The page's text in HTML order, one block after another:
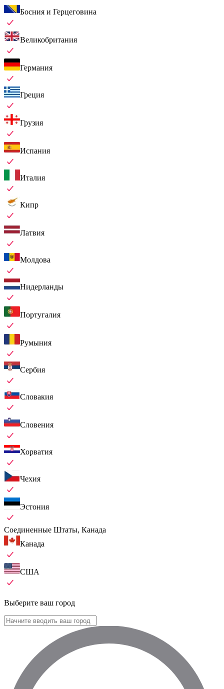
Босния и Герцеговина
Великобритания
Германия
Греция
Грузия
Испания
Италия
Кипр
Латвия
Молдова
Нидерланды
Португалия
Румыния
Сербия
Словакия
Словения
Хорватия
Чехия
Эстония
Соединенные Штаты, Канада
Канада
США
Выберите ваш город